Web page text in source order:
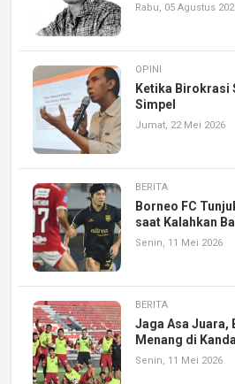
Rabu, 05 Agustus
OPINI
Ketika Birokrasi
Simpel
Jumat, 22 Mei 2026
BERITA
Borneo FC
saat Kalahkan
Senin, 11 Mei 2026
BERITA
Jaga Asa Juara,
Menang di
Senin, 11 Mei 2026